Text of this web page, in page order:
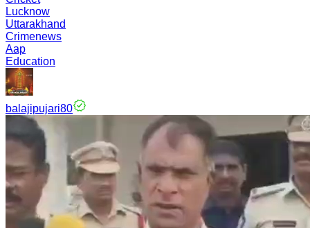
Lucknow
Uttarakhand
Crimenews
Aap
Education
balajipujari80